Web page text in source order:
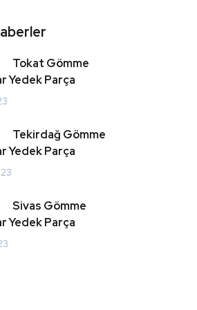
Tokat Gömme
Yedek Parça
Tekirdağ Gömme
Yedek Parça
Sivas Gömme
Yedek Parça